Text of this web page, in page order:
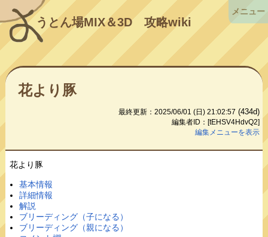
うとん場MIX＆3D攻略wiki
花より豚
最終更新：2025/06/01 (日) 21:02:57 (434d)
編集者ID：[tEHSV4HdvQ2]
編集メニューを表示
花より豚
基本情報
詳細情報
解説
ブリーディング（子になる）
ブリーディング（親になる）
メニュー